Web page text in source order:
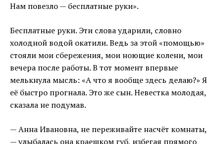
Нам повезло — бесплатные руки».
Бесплатные руки. Эти слова ударили, словно
холодной водой окатили. Ведь за этой «помощью»
стояли мои сбережения, мои ноющие колени, мои
вечера после работы. В тот момент впервые
мелькнула мысль: «А что я вообще здесь делаю?» Я
её быстро прогнала. Это же сын. Невестка молодая,
сказала не подумав.
— Анна Ивановна, не переживайте насчёт комнаты,
— улыбалась она краешком губ, избегая прямого